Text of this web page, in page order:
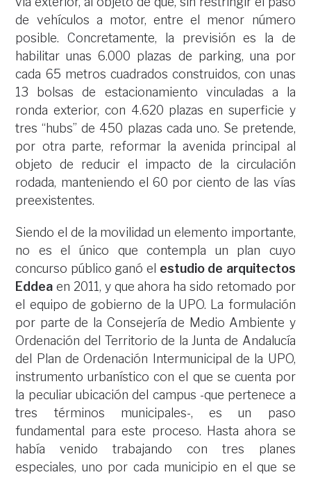
de vehículos a motor, entre el menor número
posible. Concretamente, la previsión es la de
habilitar unas 6.000 plazas de parking, una por
cada 65 metros cuadrados construidos, con unas
13 bolsas de estacionamiento vinculadas a la
ronda exterior, con 4.620 plazas en superficie y
tres “hubs” de 450 plazas cada uno. Se pretende,
por otra parte, reformar la avenida principal al
objeto de reducir el impacto de la circulación
rodada, manteniendo el 60 por ciento de las vías
preexistentes.
Siendo el de la movilidad un elemento importante,
no es el único que contempla un plan cuyo
concurso público ganó el estudio de arquitectos
Eddea en 2011, y que ahora ha sido retomado por
el equipo de gobierno de la UPO. La formulación
por parte de la Consejería de Medio Ambiente y
Ordenación del Territorio de la Junta de Andalucía
del Plan de Ordenación Intermunicipal de la UPO,
instrumento urbanístico con el que se cuenta por
la peculiar ubicación del campus -que pertenece a
tres términos municipales-, es un paso
fundamental para este proceso. Hasta ahora se
había venido trabajando con tres planes
especiales, uno por cada municipio en el que se